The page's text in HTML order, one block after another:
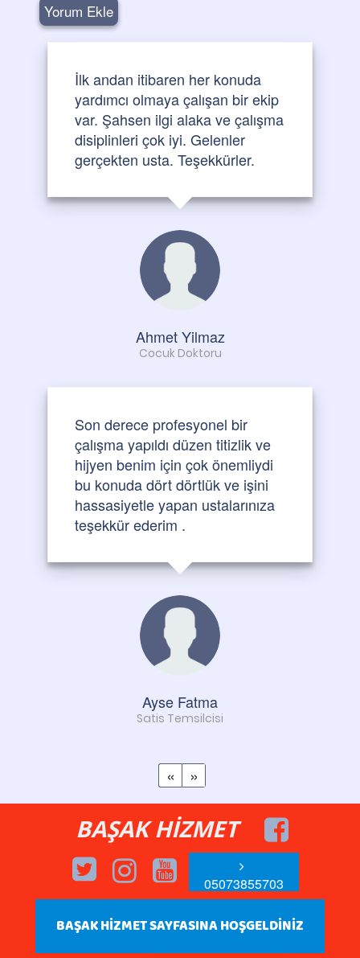
Yorum Ekle
İlk andan itibaren her konuda
yardımcı olmaya çalışan bir ekip
var. Şahsen ilgi alaka ve çalışma
disiplinleri çok iyi. Gelenler
gerçekten usta. Teşekkürler.
Ahmet Yilmaz
Cocuk Doktoru
Son derece profesyonel bir
çalışma yapıldı düzen titizlik ve
hijyen benim için çok önemliydi
bu konuda dört dörtlük ve işini
hassasiyetle yapan ustalarınıza
teşekkür ederim .
Ayse Fatma
Satis Temsilcisi
« »
BAŞAK HİZMET
05073855703
BAŞAK HİZMET SAYFASINA HOŞGELDİNİZ